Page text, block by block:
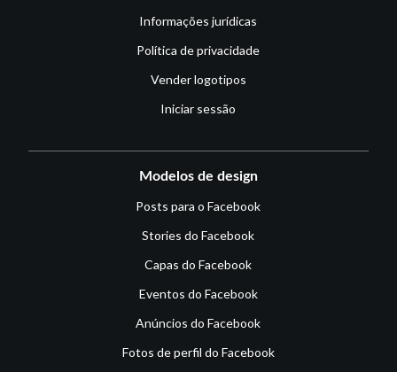
Informações jurídicas
Política de privacidade
Vender logotipos
Iniciar sessão
Modelos de design
Posts para o Facebook
Stories do Facebook
Capas do Facebook
Eventos do Facebook
Anúncios do Facebook
Fotos de perfil do Facebook